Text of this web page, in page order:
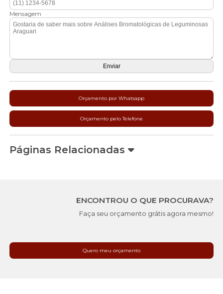
Mensagem
Orçamento por Whatsapp
Orçamento pelo Telefone
Páginas Relacionadas
ENCONTROU O QUE PROCURAVA?
Faça seu orçamento grátis agora mesmo!
Quero meu orçamento